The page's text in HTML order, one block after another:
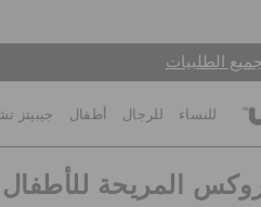
الطلبيات
للنساء للرجال أطفال جيبيتز
المريحة للأطفال